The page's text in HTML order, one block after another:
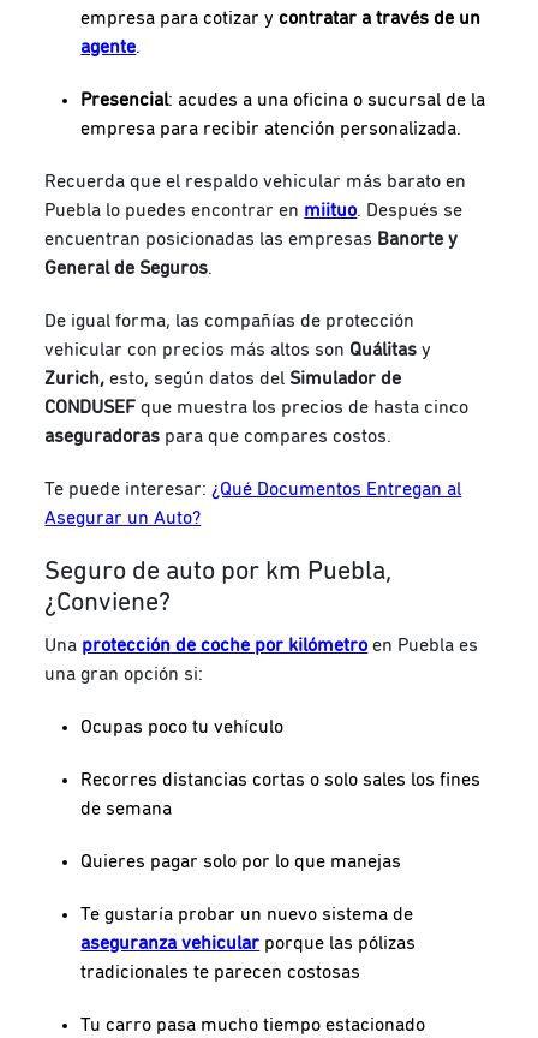
empresa para cotizar ycontratar a través de un
agente.
Presencial: acudes a una oficina o sucursal de la
empresa para recibir atención personalizada.
Recuerda que el respaldo vehicular más barato en
Puebla lo puedes encontrar en miituo. Después se
encuentran posicionadas las empresas Banorte y
General de Seguros.
De igual forma, las compañías de protección
vehicular con precios más altos son Quálitasy
Zurich,esto, según datos del Simulador de
CONDUSEF que muestra los precios de hasta cinco
aseguradoras para que compares costos.
Te puede interesar: ¿Qué Documentos Entregan al
Asegurar un Auto?
Seguro de auto por km Puebla,
¿Conviene?
Una protección de coche por kilómetro en Puebla es
una gran opción si:
Ocupas poco tu vehículo
Recorres distancias cortas o solo sales los fines
de semana
Quieres pagar solo por lo que manejas
Te gustaría probar un nuevo sistema de
aseguranza vehicular porque las pólizas
tradicionales te parecen costosas
Tu carro pasa mucho tiempo estacionado